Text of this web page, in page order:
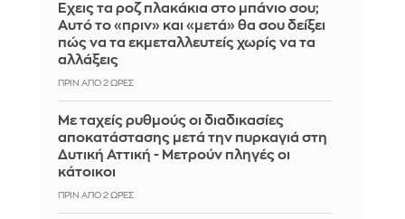
Έχεις τα ροζ πλακάκια στο μπάνιο σου;
Αυτό το «πριν» και «μετά» θα σου δείξει
πώς να τα εκμεταλλευτείς χωρίς να τα
αλλάξεις
ΠΡΙΝ ΑΠΌ 2 ΏΡΕΣ
Με ταχείς ρυθμούς οι διαδικασίες
αποκατάστασης μετά την πυρκαγιά στη
Δυτική Αττική - Μετρούν πληγές οι
κάτοικοι
ΠΡΙΝ ΑΠΌ 2 ΏΡΕΣ